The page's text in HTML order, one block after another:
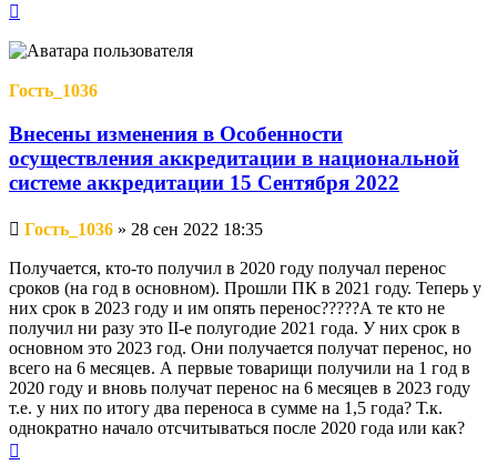
началу
Гость_1036
Внесены изменения в Особенности
осуществления аккредитации в национальной
системе аккредитации 15 Сентября 2022
Непрочитанное
сообщение
Гость_1036 » 28 сен 2022 18:35
Получается, кто-то получил в 2020 году получал перенос
сроков (на год в основном). Прошли ПК в 2021 году. Теперь у
них срок в 2023 году и им опять перенос?????А те кто не
получил ни разу это II-е полугодие 2021 года. У них срок в
основном это 2023 год. Они получается получат перенос, но
всего на 6 месяцев. А первые товарищи получили на 1 год в
2020 году и вновь получат перенос на 6 месяцев в 2023 году
т.е. у них по итогу два переноса в сумме на 1,5 года? Т.к.
однократно начало отсчитываться после 2020 года или как?